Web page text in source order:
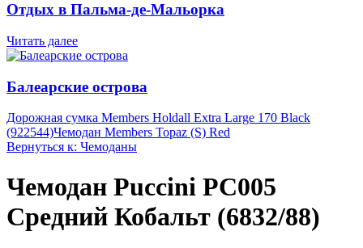
Отдых в Пальма-де-Мальорка
Читать далее
Балеарские острова
Дорожная сумка Members Holdall Extra Large 170 Black
(922544)Чемодан Members Topaz (S) Red
Вернуться к: Чемоданы
Чемодан Puccini PC005
Средний Кобальт (6832/88)